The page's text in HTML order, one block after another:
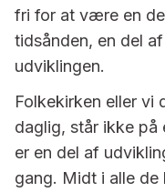
fri for at være en
tidsånden, en del
udviklingen.
Folkekirken eller vi
daglig, står ikke på
er en del af
gang. Midt i alle